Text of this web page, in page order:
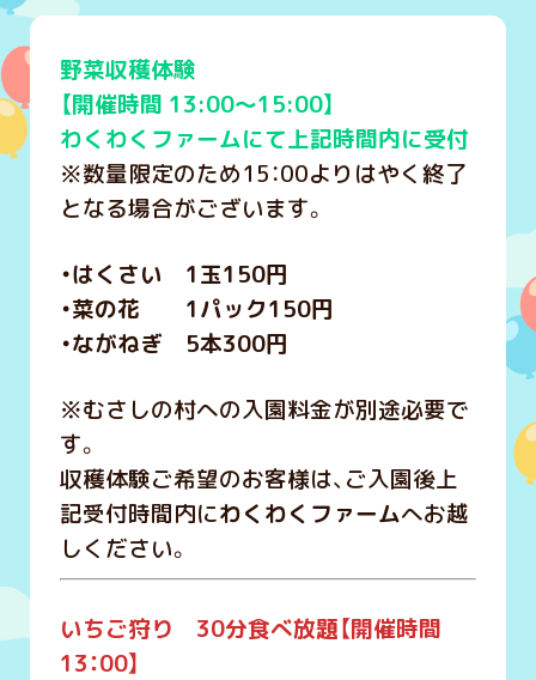
野菜収穫体験
【開催時間 13:00～15:00】
わくわくファームにて上記時間内に受付
※数量限定のため15：00よりはやく終了
となる場合がございます。
・はくさい 1玉150円
・菜の花 1パック150円
・ながねぎ 5本300円
※むさしの村への入園料金が別途必要で
す。
収穫体験ご希望のお客様は、ご入園後上
記受付時間内にわくわくファームへお越
しください。
いちご狩り 30分食べ放題【開催時間
13：00】